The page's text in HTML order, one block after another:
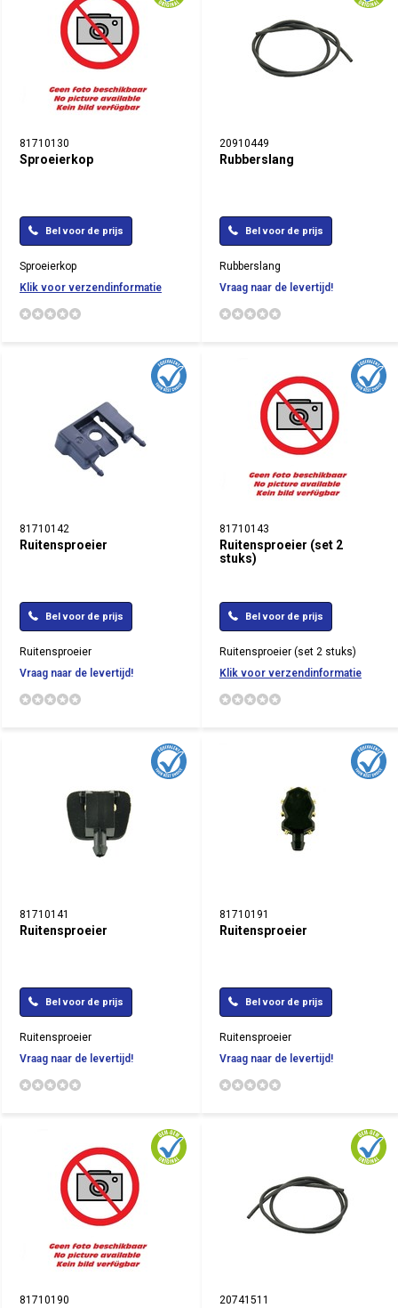
81710130
Sproeierkop
Bel voor de prijs
Sproeierkop
Klik voor verzendinformatie
20910449
Rubberslang
Bel voor de prijs
Rubberslang
Vraag naar de levertijd!
81710142
Ruitensproeier
Bel voor de prijs
Ruitensproeier
Vraag naar de levertijd!
81710143
Ruitensproeier (set 2
stuks)
Bel voor de prijs
Ruitensproeier (set 2 stuks)
Klik voor verzendinformatie
81710141
Ruitensproeier
Bel voor de prijs
Ruitensproeier
Vraag naar de levertijd!
81710191
Ruitensproeier
Bel voor de prijs
Ruitensproeier
Vraag naar de levertijd!
81710190 20741511